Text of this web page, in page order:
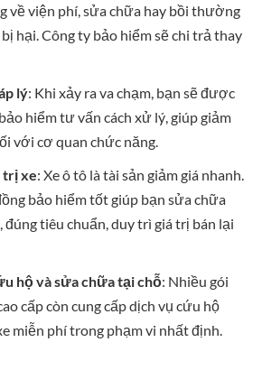
về viện phí, sửa chữa hay bồi thường
hại. Công ty bảo hiểm sẽ chi trả thay
lý: Khi xảy ra va chạm, bạn sẽ được
hiểm tư vấn cách xử lý, giúp giảm
với cơ quan chức năng.
trị xe: Xe ô tô là tài sản giảm giá nhanh.
bảo hiểm tốt giúp bạn sửa chữa
đúng tiêu chuẩn, duy trì giá trị bán lại
hộ và sửa chữa tại chỗ: Nhiều gói
cấp còn cung cấp dịch vụ cứu hộ
miễn phí trong phạm vi nhất định.